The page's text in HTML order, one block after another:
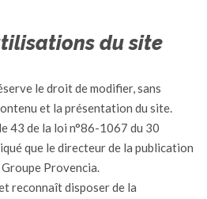
du site
le droit de modifier, sans
et la présentation du site.
43 de la loi n°86-1067 du 30
que le directeur de la publication
Provencia.
reconnaît disposer de la